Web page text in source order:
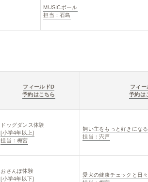
MUSICボール
担当：石島
フィールドD
予約はこちら
フィー
予約は
ドッグダンス体験
[小学4年以上]
担当：梅宮
飼い主をもっと好きにな
担当：宍戸
おさんぽ体験
[小学4年以下]
愛犬の健康チェックと日